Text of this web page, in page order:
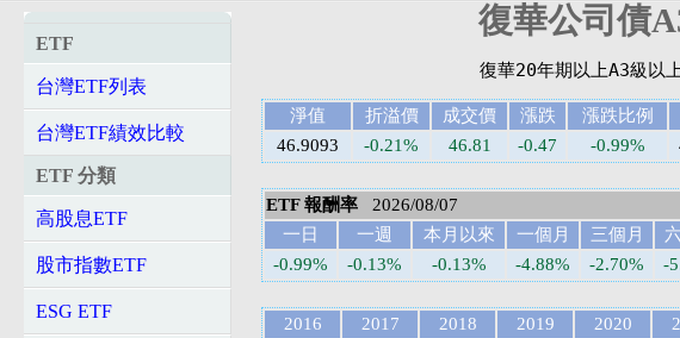
ETF
台灣ETF列表
台灣ETF績效比較
ETF 分類
高股息ETF
股市指數ETF
ESG ETF
復華公司債
淨值 折溢價 成交價 漲跌 漲跌比例
46.9093
-0.21% 46.81 -0.47 -0.99%
ETF 報酬率 2026/08/07
一日
一週 本月以來 一個月 三個月
-0.99%
-0.13% -0.13% -4.88% -2.70% -
2016 2017 2018 2019 2020